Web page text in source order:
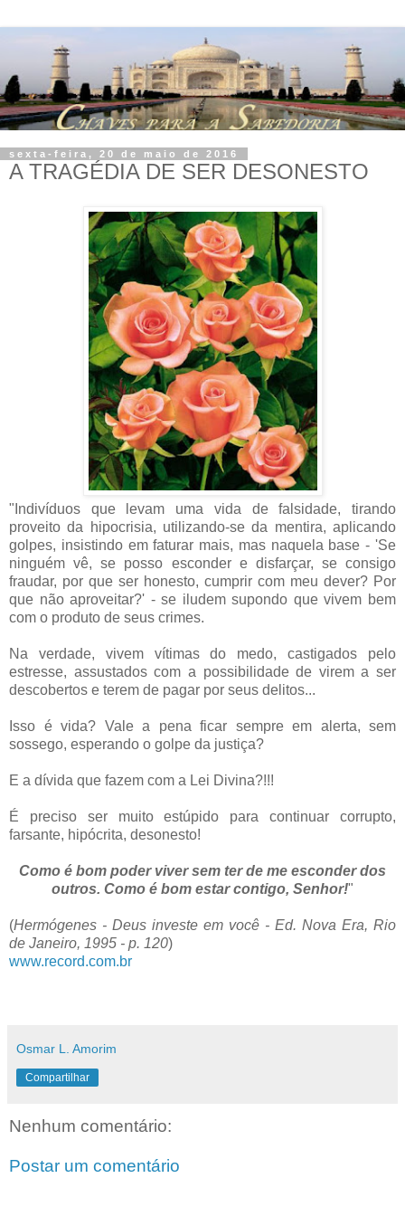
sexta-feira, 20 de maio de 2016
A TRAGÉDIA DE SER DESONESTO
"Indivíduos que levam uma vida de falsidade, tirando
proveito da hipocrisia, utilizando-se da mentira, aplicando
golpes, insistindo em faturar mais, mas naquela base - 'Se
ninguém vê, se posso esconder e disfarçar, se consigo
fraudar, por que ser honesto, cumprir com meu dever? Por
que não aproveitar?' - se iludem supondo que vivem bem
com o produto de seus crimes.
Na verdade, vivem vítimas do medo, castigados pelo
estresse, assustados com a possibilidade de virem a ser
descobertos e terem de pagar por seus delitos...
Isso é vida? Vale a pena ficar sempre em alerta, sem
sossego, esperando o golpe da justiça?
E a dívida que fazem com a Lei Divina?!!!
É preciso ser muito estúpido para continuar corrupto,
farsante, hipócrita, desonesto!
Como é bom poder viver sem ter de me esconder dos
outros. Como é bom estar contigo, Senhor!"
(Hermógenes - Deus investe em você - Ed. Nova Era, Rio
de Janeiro, 1995 - p. 120)
www.record.com.br
Osmar L. Amorim
Compartilhar
Nenhum comentário:
Postar um comentário